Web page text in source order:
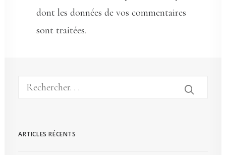
dont les données de vos commentaires
sont traitées.
ARTICLES RÉCENTS